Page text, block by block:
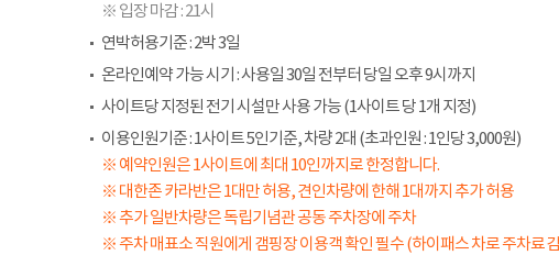
※ 입장 마감 : 21시
연박허용기준 : 2박 3일
온라인예약 가능 시기 : 사용일 30일 전부터 당일 오후 9시까지
사이트당 지정된 전기 시설만 사용 가능 (1사이트 당 1개 지정)
이용인원기준 : 1사이트 5인기준, 차량 2대 (초과인원 : 1인당 3,000원)
※ 예약인원은 1사이트에 최대 10인까지로 한정합니다.
※ 대한존 카라반은 1대만 허용, 견인차량에 한해 1대까지 추가 허용
※ 추가 일반차량은 독립기념관 공동 주차장에 주차
※ 주차 매표소 직원에게 갬핑장 이용객 확인 필수 (하이패스 차로 주차료